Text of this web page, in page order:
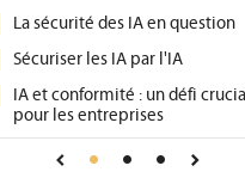
La sécurité des IA en question
Sécuriser les IA par l'IA
IA et conformité : un défi crucial
pour les entreprises
Une IA de confiance pour une IA
plus sûre ?